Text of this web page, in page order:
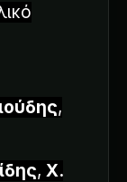
,
, Χ.